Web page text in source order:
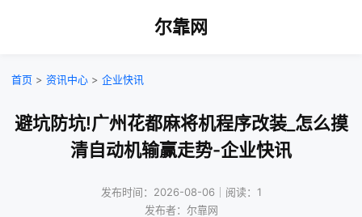
尔靠网
首页 > 资讯中心 > 企业快讯
避坑防坑!广州花都麻将机程序改装_怎么摸
清自动机输赢走势-企业快讯
发布时间：2026-08-06｜阅读：1
发布者：尔靠网